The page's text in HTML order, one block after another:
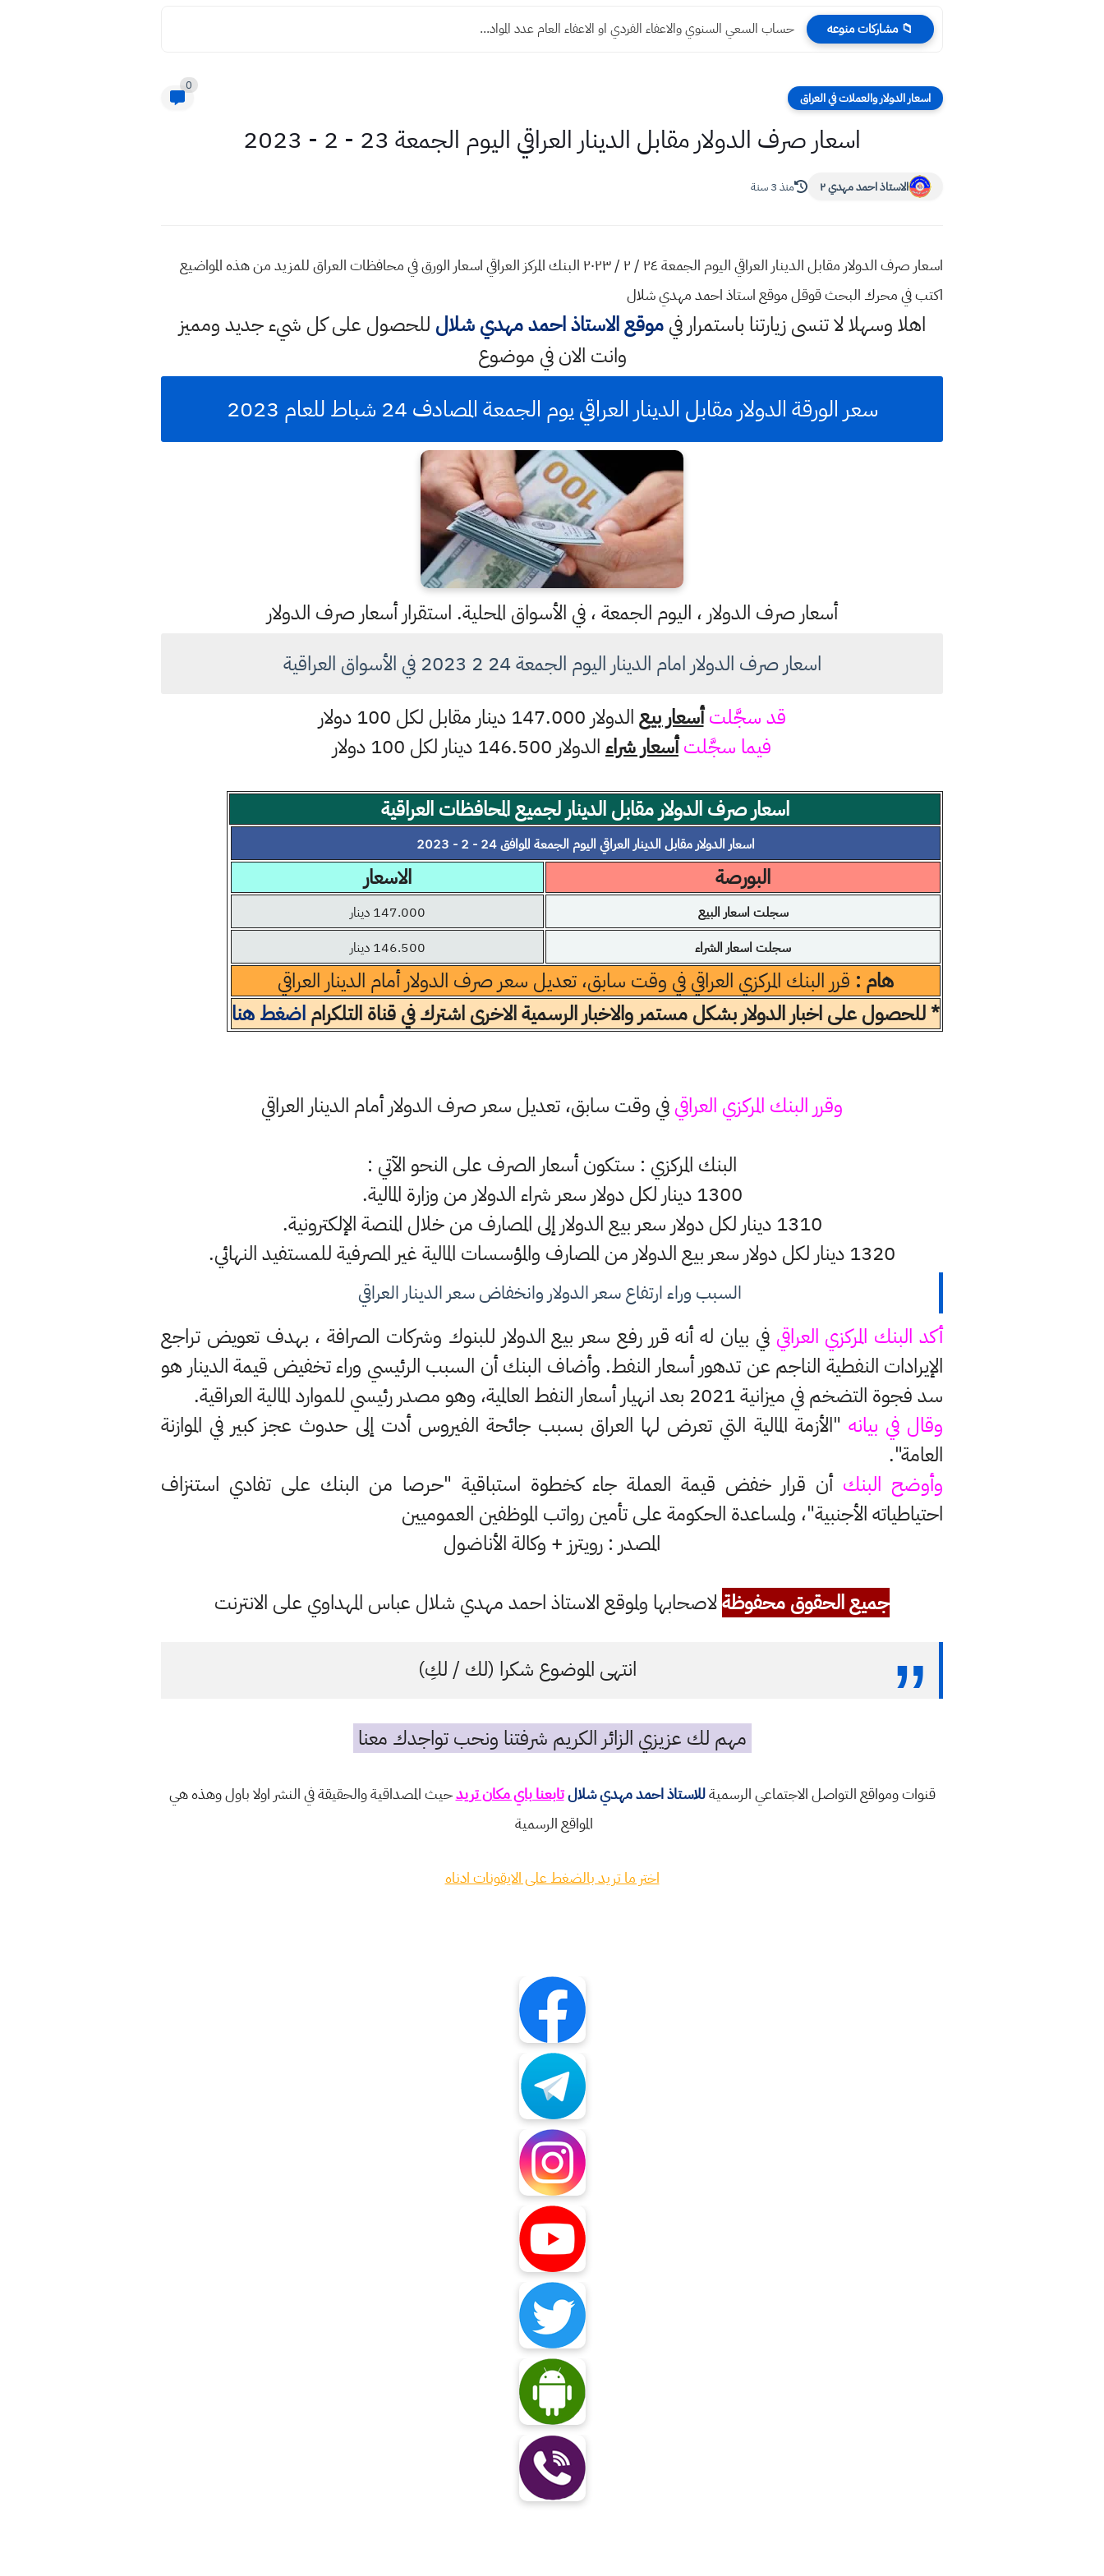
📁 مشاركات منوعه حساب السعي السنوي والاعفاء الفردي او الاعفاء العام عدد المواد...
اسعار الدولار والعملات في العراق
0
اسعار صرف الدولار مقابل الدينار العراقي اليوم الجمعة 23 - 2 - 2023
الاستاذ احمد مهدي ٢ منذ 3 سنة
اسعار صرف الدولار مقابل الدينار العراقي اليوم الجمعة ٢٤ / ٢ / ٢٠٢٣ البنك المركز العراقي اسعار الورق في محافظات العراق للمزيد من هذه المواضيع
اكتب في محرك البحث قوقل موقع استاذ احمد مهدي شلال
اهلا وسهلالا تنسى زيارتنا باستمرار فيموقع الاستاذ احمد مهدي شلال للحصول على كل شيء جديد ومميز
وانت الان في موضوع
سعر الورقة الدولار مقابل الدينار العراقي يوم الجمعة المصادف 24 شباط للعام 2023
أسعار صرف الدولار ، اليوم الجمعة ، في الأسواق المحلية. استقرار أسعار صرف الدولار
اسعار صرف الدولار امام الدينار اليوم الجمعة 24 2 2023 في الأسواق العراقية
قد سجَّلت أسعار بيعالدولار 147.000 دينار مقابل لكل 100 دولار
فيما سجَّلتأسعار شراءالدولار 146.500 دينار لكل 100 دولار
اسعار صرف الدولار مقابل الدينار لجميع المحافظات العراقية
اسعار الدولار مقابل الدينار العراقي اليوم الجمعة الموافق 24 - 2 - 2023
البورصة الاسعار
سجلت اسعار البيع
147.000 دينار
سجلت اسعار الشراء
146.500 دينار
هام : قرر البنك المركزي العراقي في وقت سابق، تعديل سعر صرف الدولار أمام الدينار العراقي
* للحصول على اخبار الدولار بشكل مستمر والاخبار الرسمية الاخرى اشترك في قناة التلكراماضغط هنا
وقرر البنك المركزي العراقيفي وقت سابق، تعديل سعر صرف الدولار أمام الدينار العراقي
البنك المركزي : ستكون أسعار الصرف على النحو الآتي :
1300 دينار لكل دولار سعر شراء الدولار من وزارة المالية.
1310 دينار لكل دولار سعر بيع الدولار إلى المصارف من خلال المنصة الإلكترونية.
1320 دينار لكل دولار سعر بيع الدولار من المصارف والمؤسسات المالية غير المصرفية للمستفيد النهائي.
السبب وراء ارتفاع سعر الدولار وانخفاض سعر الدينار العراقي
أكد البنك المركزي العراقي في بيان له أنه قرر رفع سعر بيع الدولار للبنوك وشركات الصرافة ، بهدف تعويض تراجع
الإيرادات النفطية الناجم عن تدهور أسعار النفط. وأضاف البنك أن السبب الرئيسي وراء تخفيض قيمة الدينار هو
سد فجوة التضخم في ميزانية 2021 بعد انهيار أسعار النفط العالمية، وهو مصدر رئيسي للموارد المالية العراقية.
وقال في بيانه "الأزمة المالية التي تعرض لها العراق بسبب جائحة الفيروس أدت إلى حدوث عجز كبير في الموازنة
العامة".
وأوضح البنك أن قرار خفض قيمة العملة جاء كخطوة استباقية "حرصا من البنك على تفادي استنزاف
احتياطياته الأجنبية"، ولمساعدة الحكومة على تأمين رواتب الموظفين العموميين
المصدر : رويترز + وكالة الأناضول
جميع الحقوق محفوظةلاصحابها ولموقع الاستاذ احمد مهدي شلال عباس المهداوي على الانترنت
انتهى الموضوع شكرا (لك / لكِ)
مهم لك عزيزي الزائر الكريم شرفتنا ونحب تواجدك معنا
قنوات ومواقع التواصل الاجتماعي الرسميةللاستاذ احمد مهدي شلالتابعنا باي مكان تريدحيث المصداقية والحقيقة في النشر اولا باول وهذه هي
المواقع الرسمية
اختر ما تريد بالضغط على الايقونات ادناه